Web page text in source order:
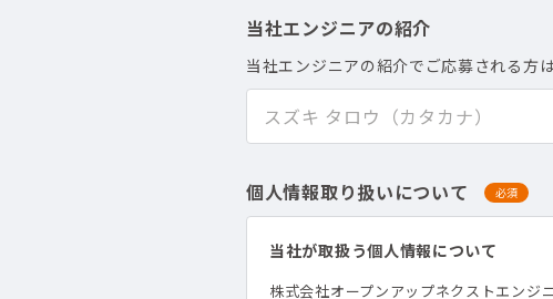
当社エンジニアの紹介
当社エンジニアの紹介でご応募される方
個人情報取り扱いについて 必須
当社が取扱う個人情報について
株式会社オープンアップネクストエンジ